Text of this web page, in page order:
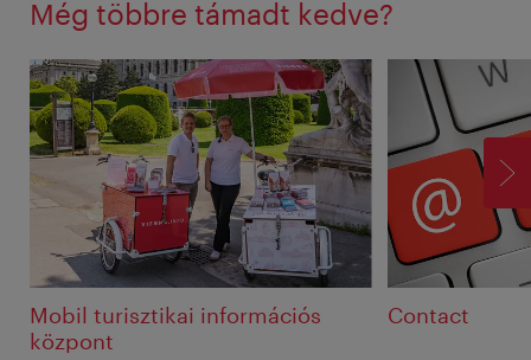
Még többre támadt kedve?
Mobil turisztikai információs
központ
Contact